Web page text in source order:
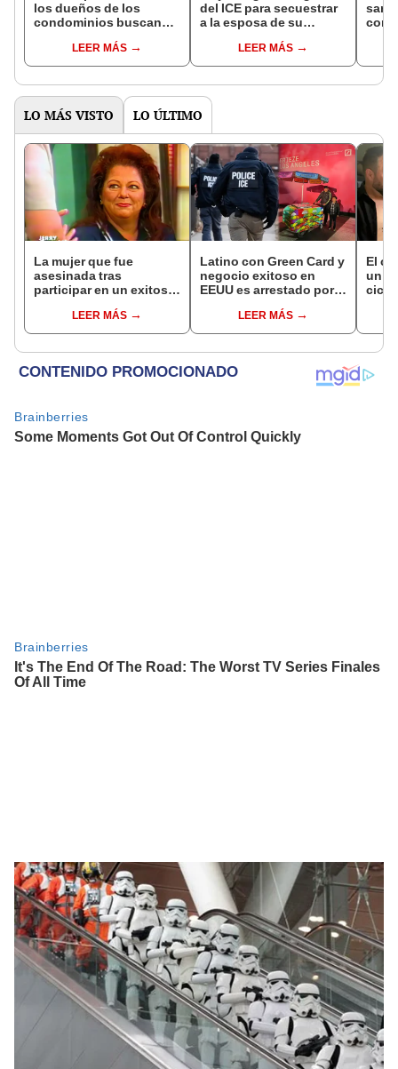
vender sus propiedades
LEER MÁS
exnovio en Florida: fue
arrestada y enfrenta
graves acusaciones
LEER MÁS
LO MÁS VISTO LO ÚLTIMO
La mujer que fue
asesinada tras
participar en un exitoso
talk show de EEUU con
su exesposo y la
amante
LEER MÁS
Latino con Green Card y
negocio exitoso en
EEUU es arrestado por
ICE: comenzó como
vendedor ambulante a
los 11 años
LEER MÁS
El
un